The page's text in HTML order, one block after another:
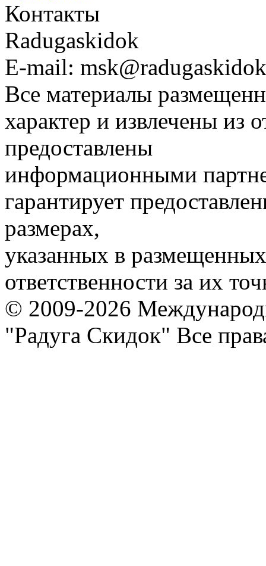
Контакты
Radugaskidok
E-mail:
Все материалы
характер и извлечены из
предоставлены
информационными
гарантирует
размерах,
указанных в
ответственности за их
© 2009-2026
"Радуга Скидок" Все